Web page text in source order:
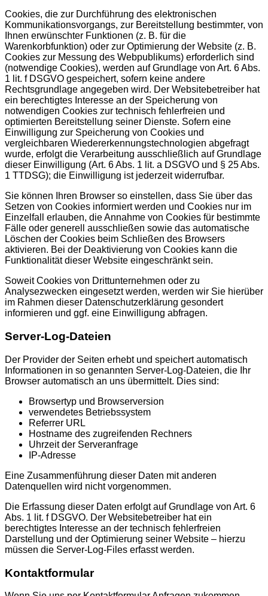
Cookies, die zur Durchführung des elektronischen
Kommunikationsvorgangs, zur Bereitstellung bestimmter, von
Ihnen erwünschter Funktionen (z. B. für die
Warenkorbfunktion) oder zur Optimierung der Website (z. B.
Cookies zur Messung des Webpublikums) erforderlich sind
(notwendige Cookies), werden auf Grundlage von Art. 6 Abs.
1 lit. f DSGVO gespeichert, sofern keine andere
Rechtsgrundlage angegeben wird. Der Websitebetreiber hat
ein berechtigtes Interesse an der Speicherung von
notwendigen Cookies zur technisch fehlerfreien und
optimierten Bereitstellung seiner Dienste. Sofern eine
Einwilligung zur Speicherung von Cookies und
vergleichbaren Wiedererkennungstechnologien abgefragt
wurde, erfolgt die Verarbeitung ausschließlich auf Grundlage
dieser Einwilligung (Art. 6 Abs. 1 lit. a DSGVO und § 25 Abs.
1 TTDSG); die Einwilligung ist jederzeit widerrufbar.
Sie können Ihren Browser so einstellen, dass Sie über das
Setzen von Cookies informiert werden und Cookies nur im
Einzelfall erlauben, die Annahme von Cookies für bestimmte
Fälle oder generell ausschließen sowie das automatische
Löschen der Cookies beim Schließen des Browsers
aktivieren. Bei der Deaktivierung von Cookies kann die
Funktionalität dieser Website eingeschränkt sein.
Soweit Cookies von Drittunternehmen oder zu
Analysezwecken eingesetzt werden, werden wir Sie hierüber
im Rahmen dieser Datenschutzerklärung gesondert
informieren und ggf. eine Einwilligung abfragen.
Server-Log-Dateien
Der Provider der Seiten erhebt und speichert automatisch
Informationen in so genannten Server-Log-Dateien, die Ihr
Browser automatisch an uns übermittelt. Dies sind:
Browsertyp und Browserversion
verwendetes Betriebssystem
Referrer URL
Hostname des zugreifenden Rechners
Uhrzeit der Serveranfrage
IP-Adresse
Eine Zusammenführung dieser Daten mit anderen
Datenquellen wird nicht vorgenommen.
Die Erfassung dieser Daten erfolgt auf Grundlage von Art. 6
Abs. 1 lit. f DSGVO. Der Websitebetreiber hat ein
berechtigtes Interesse an der technisch fehlerfreien
Darstellung und der Optimierung seiner Website – hierzu
müssen die Server-Log-Files erfasst werden.
Kontaktformular